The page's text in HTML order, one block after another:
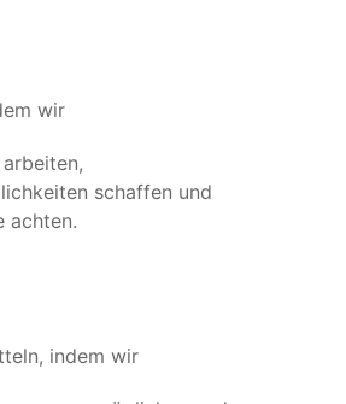
wir
schaf­fen und
achten.
indem wir